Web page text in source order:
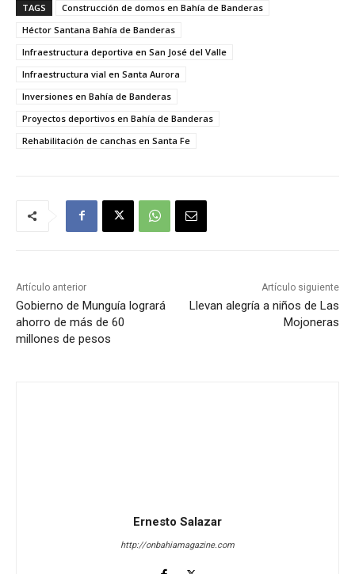
TAGS
Construcción de domos en Bahía de Banderas
Héctor Santana Bahía de Banderas
Infraestructura deportiva en San José del Valle
Infraestructura vial en Santa Aurora
Inversiones en Bahía de Banderas
Proyectos deportivos en Bahía de Banderas
Rehabilitación de canchas en Santa Fe
Artículo anterior
Gobierno de Munguía logrará
ahorro de más de 60
millones de pesos
Artículo siguiente
Llevan alegría a niños de Las
Mojoneras
Ernesto Salazar
http://onbahiamagazine.com